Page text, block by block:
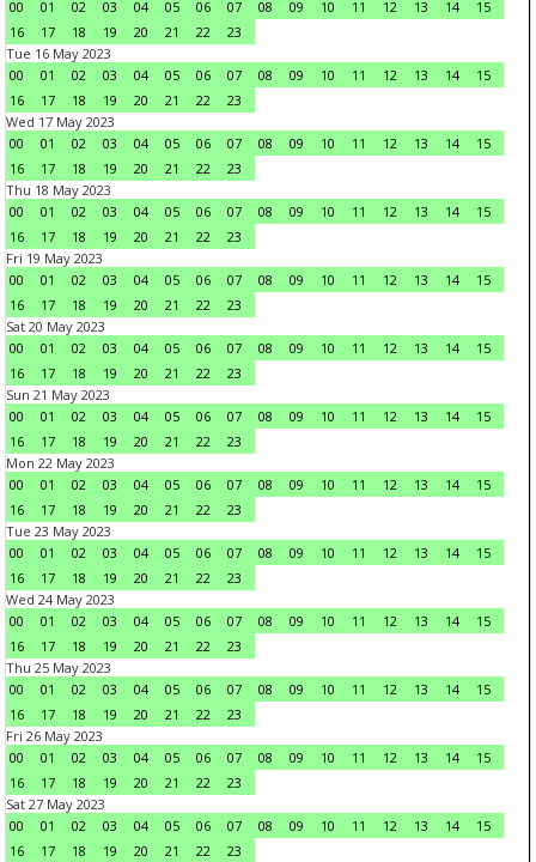
00 01 02 03 04 05 06 07 08 09 10 11 12 13 14
15
16
17 18 19 20 21 22
23
Tue 16 May 2023
00
01 02 03 04 05 06 07 08 09 10 11 12 13 14
15
16
17 18 19 20 21 22
23
Wed 17 May 2023
00
01 02 03 04 05 06 07 08 09 10 11 12 13 14
15
16
17 18 19 20 21 22
23
Thu 18 May 2023
00
01 02 03 04 05 06 07 08 09 10 11 12 13 14
15
16
17 18 19 20 21 22
23
Fri 19 May 2023
00
01 02 03 04 05 06 07 08 09 10 11 12 13 14
15
16
17 18 19 20 21 22
23
Sat 20 May 2023
00
01 02 03 04 05 06 07 08 09 10 11 12 13 14
15
16
17 18 19 20 21 22
23
Sun 21 May 2023
00
01 02 03 04 05 06 07 08 09 10 11 12 13 14
15
16
17 18 19 20 21 22
23
Mon 22 May 2023
00
01 02 03 04 05 06 07 08 09 10 11 12 13 14
15
16
17 18 19 20 21 22
23
Tue 23 May 2023
00
01 02 03 04 05 06 07 08 09 10 11 12 13 14
15
16
17 18 19 20 21 22
23
Wed 24 May 2023
00
01 02 03 04 05 06 07 08 09 10 11 12 13 14
15
16
17 18 19 20 21 22
23
Thu 25 May 2023
00
01 02 03 04 05 06 07 08 09 10 11 12 13 14
15
16
17 18 19 20 21 22
23
Fri 26 May 2023
00
01 02 03 04 05 06 07 08 09 10 11 12 13 14
15
16
17 18 19 20 21 22
23
Sat 27 May 2023
00
01 02 03 04 05 06 07 08 09 10 11 12 13 14
15
16
17 18 19 20 21 22
23